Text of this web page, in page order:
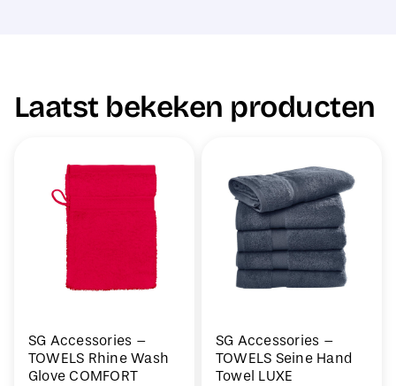
Laatst bekeken producten
SG Accessories –
TOWELS Rhine Wash
Glove COMFORT
SG Accessories –
TOWELS Seine Hand
Towel LUXE